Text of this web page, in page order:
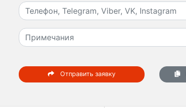
Отправить заявку